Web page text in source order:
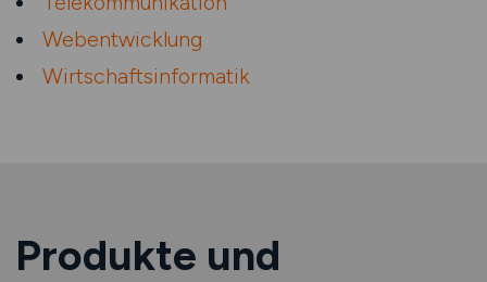
Webentwicklung
Wirtschaftsinformatik
Produkte und